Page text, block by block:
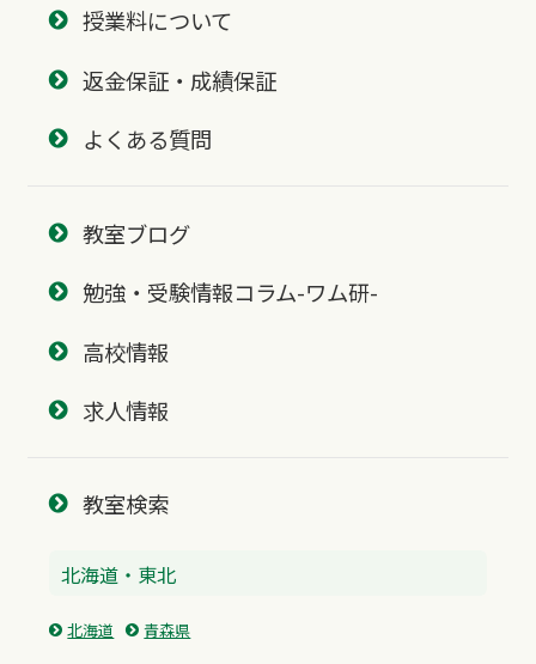
授業料について
返金保証・成績保証
よくある質問
教室ブログ
勉強・受験情報コラム-ワム研-
高校情報
求人情報
教室検索
北海道・東北
北海道 青森県